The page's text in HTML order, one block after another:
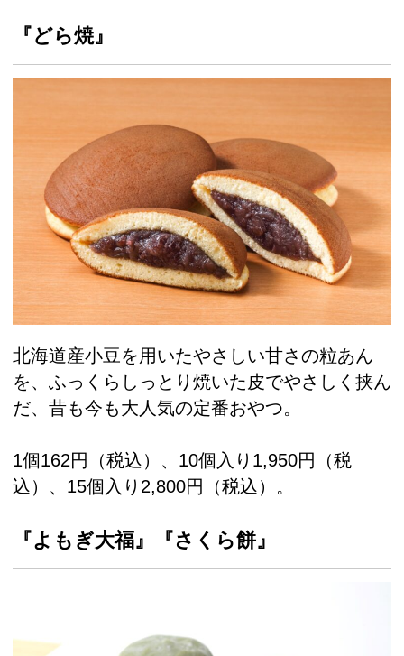
『どら焼』
北海道産小豆を用いたやさしい甘さの粒あん
を、ふっくらしっとり焼いた皮でやさしく挟ん
だ、昔も今も大人気の定番おやつ。
1個162円（税込）、10個入り1,950円（税
込）、15個入り2,800円（税込）。
『よもぎ大福』『さくら餅』